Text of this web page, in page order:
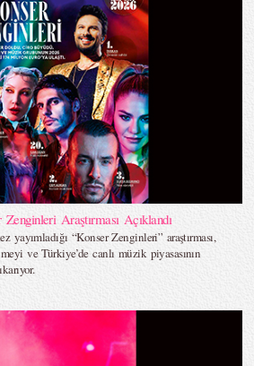
Araştırması Açıklandı
yayımladığı “Konser Zenginleri” araştırması,
ve Türkiye’de canlı müzik piyasasının